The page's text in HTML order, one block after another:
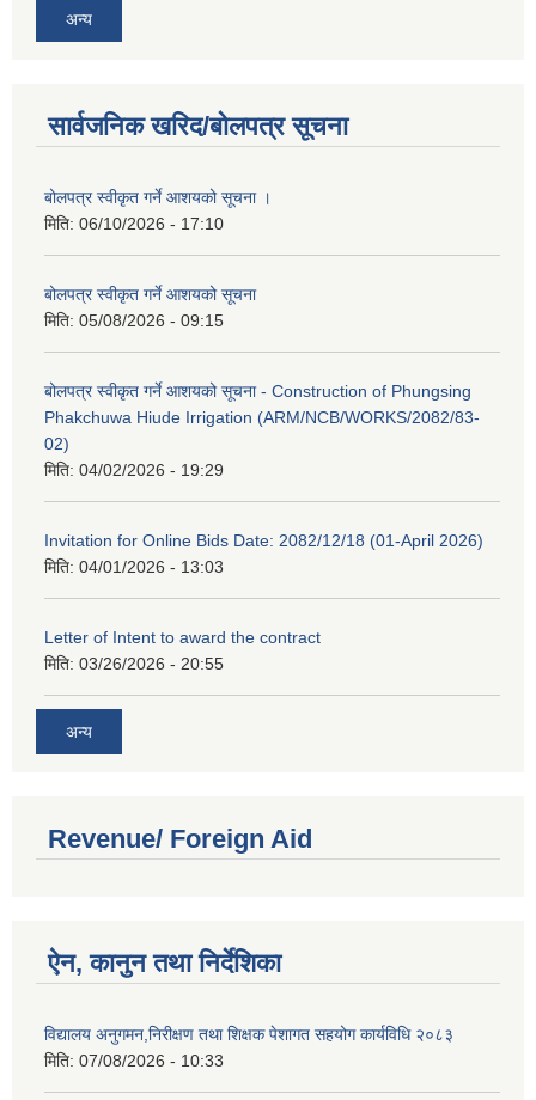
अन्य
सार्वजनिक खरिद/बोलपत्र सूचना
बोलपत्र स्वीकृत गर्ने आशयको सूचना ।
मिति: 06/10/2026 - 17:10
बोलपत्र स्वीकृत गर्ने आशयको सूचना
मिति: 05/08/2026 - 09:15
बोलपत्र स्वीकृत गर्ने आशयको सूचना - Construction of Phungsing
Phakchuwa Hiude Irrigation (ARM/NCB/WORKS/2082/83-
02)
मिति: 04/02/2026 - 19:29
Invitation for Online Bids Date: 2082/12/18 (01-April 2026)
मिति: 04/01/2026 - 13:03
Letter of Intent to award the contract
मिति: 03/26/2026 - 20:55
अन्य
Revenue/ Foreign Aid
ऐन, कानुन तथा निर्देशिका
विद्यालय अनुगमन,निरीक्षण तथा शिक्षक पेशागत सहयोग कार्यविधि २०८३
मिति: 07/08/2026 - 10:33